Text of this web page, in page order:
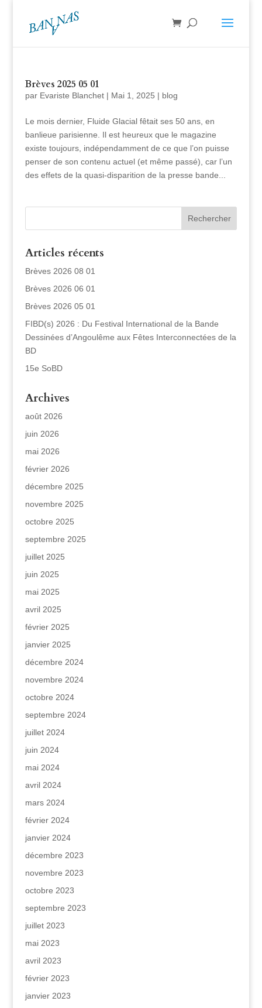
Brèves 2025 05 01
par Evariste Blanchet| Mai 1, 2025 | blog
Le mois dernier, Fluide Glacial fêtait ses 50 ans, en
banlieue parisienne. Il est heureux que le magazine
existe toujours, indépendamment de ce que l’on puisse
penser de son contenu actuel (et même passé), car l’un
des effets de la quasi-disparition de la presse bande...
Articles récents
Brèves 2026 08 01
Brèves 2026 06 01
Brèves 2026 05 01
FIBD(s) 2026 : Du Festival International de la Bande
Dessinées d’Angoulême aux Fêtes Interconnectées de la
BD
15e SoBD
Archives
août 2026
juin 2026
mai 2026
février 2026
décembre 2025
novembre 2025
octobre 2025
septembre 2025
juillet 2025
juin 2025
mai 2025
avril 2025
février 2025
janvier 2025
décembre 2024
novembre 2024
octobre 2024
septembre 2024
juillet 2024
juin 2024
mai 2024
avril 2024
mars 2024
février 2024
janvier 2024
décembre 2023
novembre 2023
octobre 2023
septembre 2023
juillet 2023
mai 2023
avril 2023
février 2023
janvier 2023